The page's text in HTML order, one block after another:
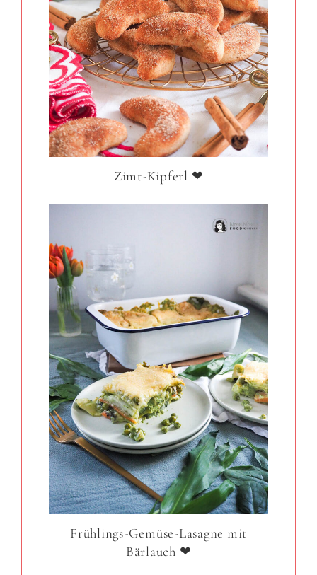
Zimt-Kipferl ❤
Frühlings-Gemüse-Lasagne mit
Bärlauch ❤